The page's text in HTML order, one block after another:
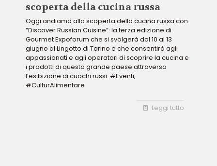
scoperta della cucina russa
Oggi andiamo alla scoperta della cucina russa con
“Discover Russian Cuisine”: la terza edizione di
Gourmet Expoforum che si svolgerà dal 10 al 13
giugno al Lingotto di Torino e che consentirà agli
appassionati e agli operatori di scoprire la cucina e
i prodotti di questo grande paese attraverso
l’esibizione di cuochi russi. #Eventi,
#CulturAlimentare
Leggi tutto